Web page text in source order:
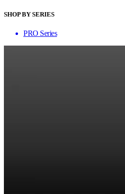
SHOP BY SERIES
PRO Series